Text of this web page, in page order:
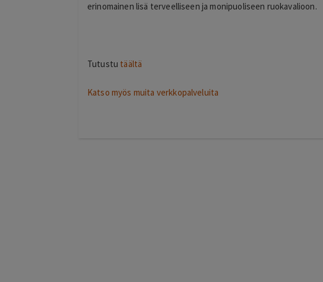
erinomainen lisä terveelliseen ja monipuoliseen ruokavalioon.
Tutustu täältä
Katso myös muita verkkopalveluita